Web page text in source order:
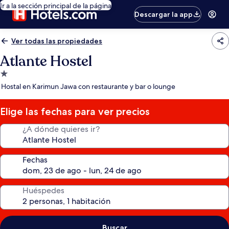
Ir a la sección principal de la página
Descargar la app
Ver todas las propiedades
Atlante Hostel
Propiedad
de
estrella
Hostal en Karimun Jawa con restaurante y bar o lounge
Elige las fechas para ver precios
¿A dónde quieres ir?
Fechas
Huéspedes